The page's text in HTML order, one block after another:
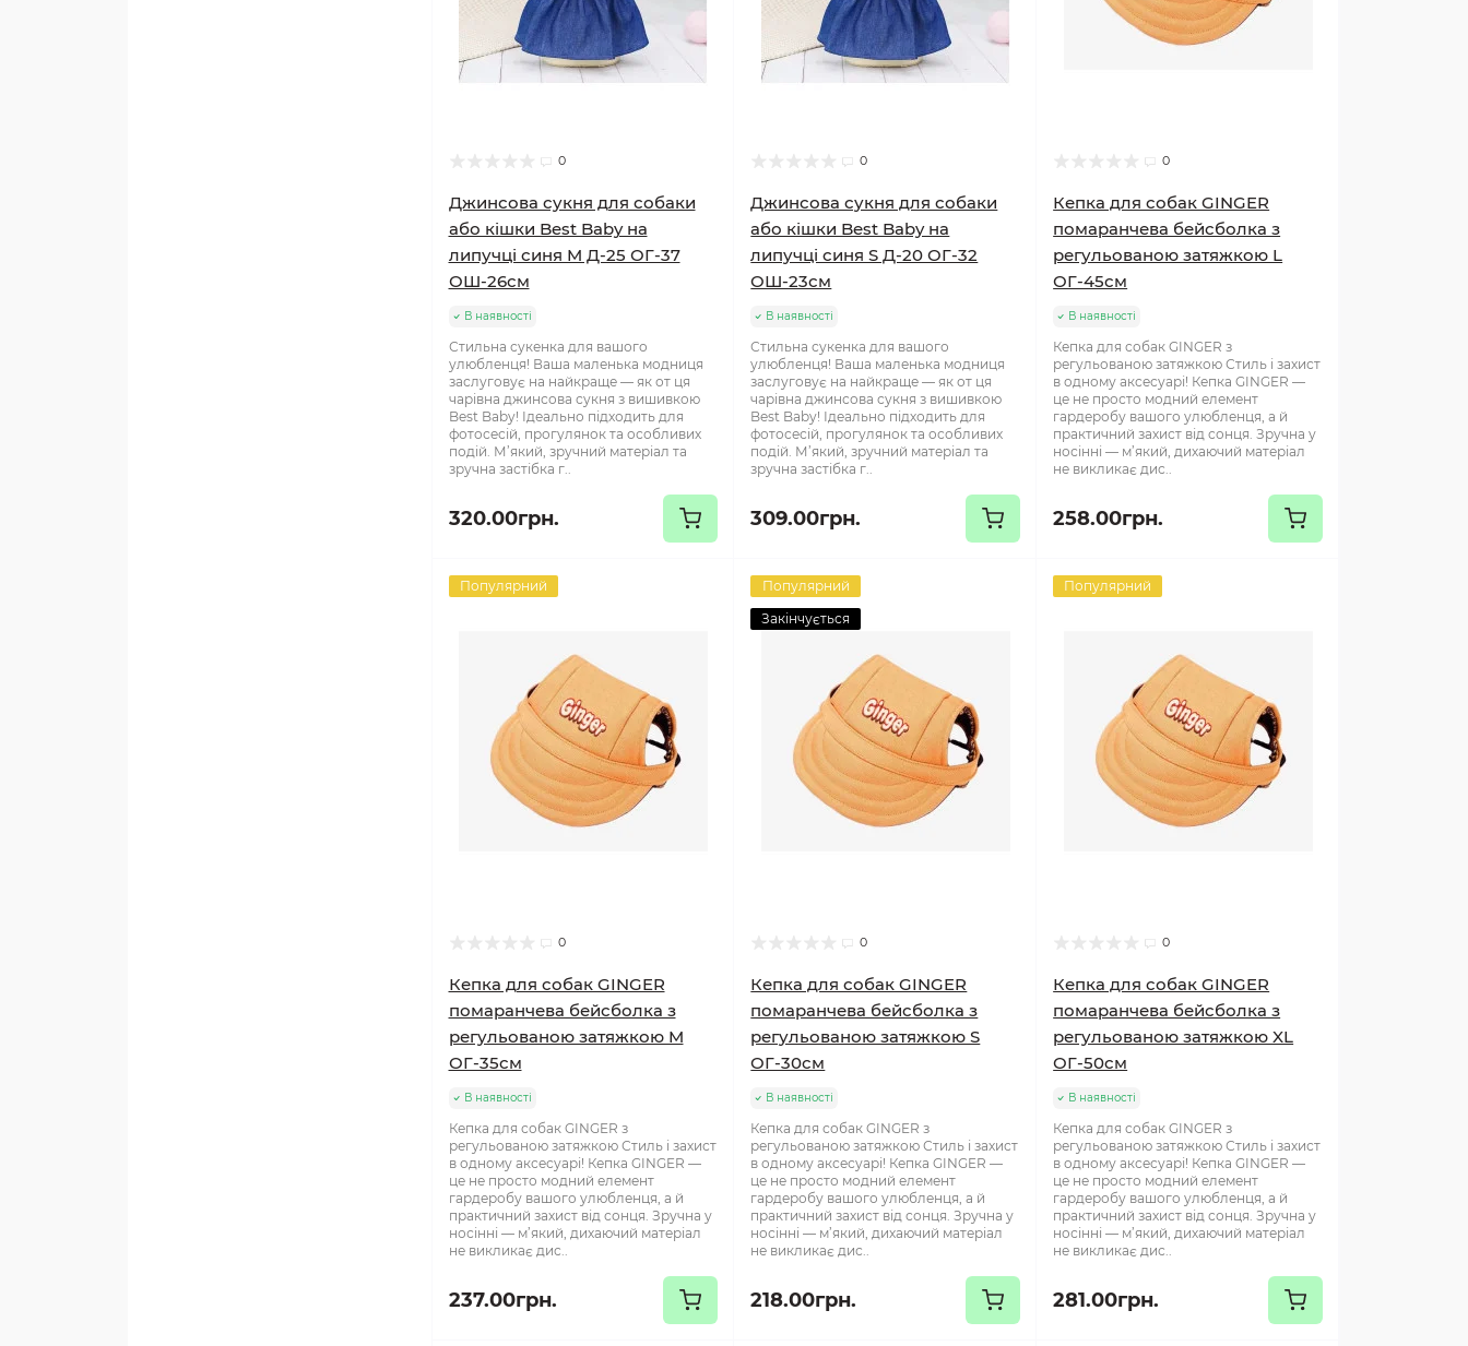
0
Джинсова сукня для собаки
або кішки Best Baby на
липучці синя M Д-25 ОГ-37
ОШ-26см
В наявності
Стильна сукенка для вашого
улюбленця! Ваша маленька модниця
заслуговує на найкраще — як от ця
чарівна джинсова сукня з вишивкою
Best Baby! Ідеально підходить для
фотосесій, прогулянок та особливих
подій. М’який, зручний матеріал та
зручна застібка г..
320.00грн.
0
Джинсова сукня для собаки
або кішки Best Baby на
липучці синя S Д-20 ОГ-32
ОШ-23см
В наявності
Стильна сукенка для вашого
улюбленця! Ваша маленька модниця
заслуговує на найкраще — як от ця
чарівна джинсова сукня з вишивкою
Best Baby! Ідеально підходить для
фотосесій, прогулянок та особливих
подій. М’який, зручний матеріал та
зручна застібка г..
309.00грн.
0
Кепка для собак GINGER
помаранчева бейсболка з
регульованою затяжкою L
ОГ-45см
В наявності
Кепка для собак GINGER з
регульованою затяжкою Стиль і захист
в одному аксесуарі! Кепка GINGER —
це не просто модний елемент
гардеробу вашого улюбленця, а й
практичний захист від сонця. Зручна у
носінні — м’який, дихаючий матеріал
не викликає дис..
258.00грн.
Популярний
0
Кепка для собак GINGER
помаранчева бейсболка з
регульованою затяжкою M
ОГ-35см
В наявності
Кепка для собак GINGER з
регульованою затяжкою Стиль і захист
в одному аксесуарі! Кепка GINGER —
це не просто модний елемент
гардеробу вашого улюбленця, а й
практичний захист від сонця. Зручна у
носінні — м’який, дихаючий матеріал
не викликає дис..
237.00грн.
Популярний
Закінчується
0
Кепка для собак GINGER
помаранчева бейсболка з
регульованою затяжкою S
ОГ-30см
В наявності
Кепка для собак GINGER з
регульованою затяжкою Стиль і захист
в одному аксесуарі! Кепка GINGER —
це не просто модний елемент
гардеробу вашого улюбленця, а й
практичний захист від сонця. Зручна у
носінні — м’який, дихаючий матеріал
не викликає дис..
218.00грн.
Популярний
0
Кепка для собак GINGER
помаранчева бейсболка з
регульованою затяжкою XL
ОГ-50см
В наявності
Кепка для собак GINGER з
регульованою затяжкою Стиль і захист
в одному аксесуарі! Кепка GINGER —
це не просто модний елемент
гардеробу вашого улюбленця, а й
практичний захист від сонця. Зручна у
носінні — м’який, дихаючий матеріал
не викликає дис..
281.00грн.